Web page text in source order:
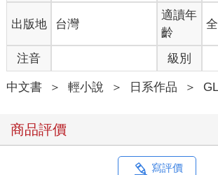
出版地 台灣
適讀年
齡
注音 級別
中文書 ＞ 輕小說 ＞ 日系作品 ＞
商品評價
寫評價